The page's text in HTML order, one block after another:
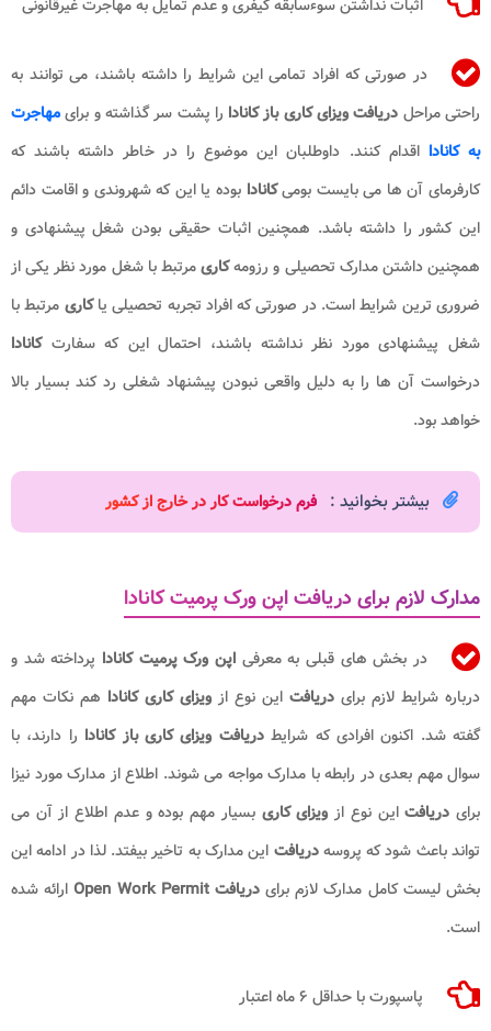
اثبات نداشتن سوءسابقه کیفری و عدم تمایل به مهاجرت غیرقانونی
در صورتی که افراد تمامی این شرایط را داشته باشند، می توانند به
راحتی مراحل دریافت ویزای کاری باز کانادا را پشت سر گذاشته و برایمهاجرت
به کانادا اقدام کنند. داوطلبان این موضوع را در خاطر داشته باشند که
کارفرمای آن ها می بایست بومیکانادا بوده یا این که شهروندی و اقامت دائم
این کشور را داشته باشد. همچنین اثبات حقیقی بودن شغل پیشنهادی و
همچنین داشتن مدارک تحصیلی و رزومهکاریمرتبط با شغل مورد نظر یکی از
ضروری ترین شرایط است. در صورتی که افراد تجربه تحصیلی یاکاری مرتبط با
شغل پیشنهادی مورد نظر نداشته باشند، احتمال این که سفارتکانادا
درخواست آن ها را به دلیل واقعی نبودن پیشنهاد شغلی رد کند بسیار بالا
خواهد بود.
بیشتر بخوانید : فرم درخواست کار در خارج از کشور​
مدارک لازم برای دریافت اپن ورک پرمیت کانادا
در بخش های قبلی به معرفی اپن ورک پرمیت کانادا پرداخته شد و
درباره شرایط لازم برای دریافت این نوع از ویزای کاری کانادا هم نکات مهم
گفته شد. اکنون افرادی که شرایطدریافت ویزای کاری باز کانادا را دارند، با
سوال مهم بعدی در رابطه با مدارک مواجه می شوند. اطلاع از مدارک مورد نیزا
برای دریافتاین نوع از ویزای کاری بسیار مهم بوده و عدم اطلاع از آن می
تواند باعث شود که پروسهدریافت این مدارک به تاخیر بیفتد. لذا در ادامه این
بخش لیست کامل مدارک لازم برایدریافت Open Work Permit
ارائه شده
است.
پاسپورت با حداقل ۶ ماه اعتبار